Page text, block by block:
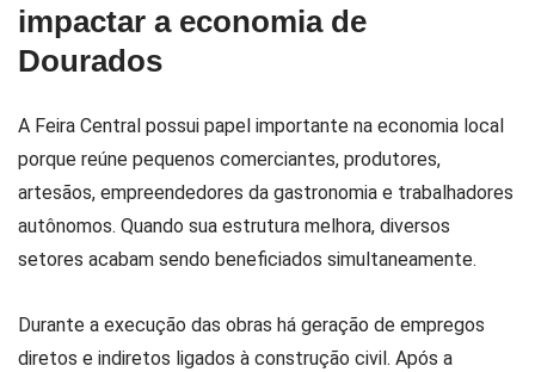
impactar a economia de
Dourados
A Feira Central possui papel importante na economia local
porque reúne pequenos comerciantes, produtores,
artesãos, empreendedores da gastronomia e trabalhadores
autônomos. Quando sua estrutura melhora, diversos
setores acabam sendo beneficiados simultaneamente.
Durante a execução das obras há geração de empregos
diretos e indiretos ligados à construção civil. Após a